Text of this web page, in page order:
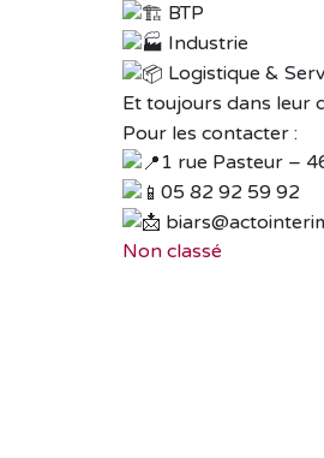
BTP
Industrie
Logistique &
Et toujours dans leur
Pour les contacter :
1 rue Pasteur –
05 82 92 59 92
Non classé